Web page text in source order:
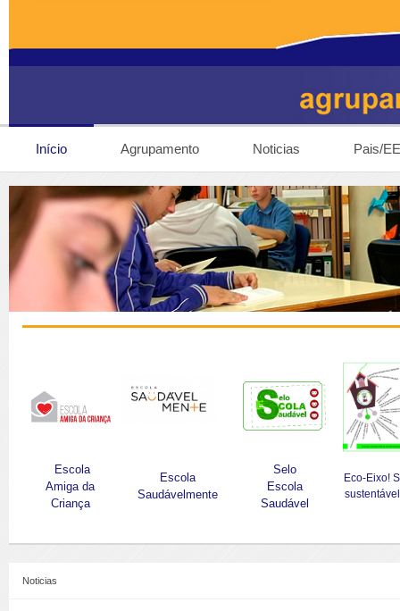
Início Agrupamento Noticias Pais/EE
Escola
Amiga da
Criança
Escola
Saudávelmente
Selo
Escola
Saudável
Eco-Eixo!
Noticias